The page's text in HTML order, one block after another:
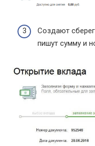
Создают
пишут сумму и